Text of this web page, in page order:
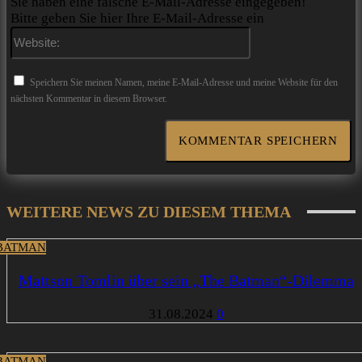
Bitte geben Sie hier Ihre E-Mail-Adresse ein
Speichern Sie meinen Namen, meine E-Mail-Adresse und meine Website für den
nächsten Kommentar in diesem Browser.
WEITERE NEWS ZU DIESEM THEMA
Mattson Tomlin über sein „The Batman“-Dilemma
31.08.2024 0